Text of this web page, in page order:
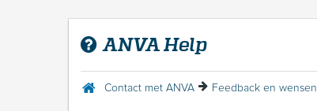
ANVA Help
Contact met ANVA Feedback en wensen